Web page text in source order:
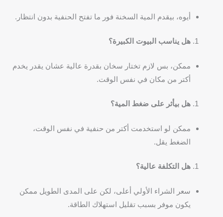
أيوه، بيقدم المية السخنة فور ما تفتح الحنفية بدون انتظار.
هل يناسب البيوت الكبيرة؟
ممكن، بس لازم تختار سخان بقدرة عالية عشان يقدر يخدم
أكتر من مكان في نفس الوقت.
هل بيأثر على ضغط المية؟
ممكن لو استخدمت أكتر من حنفية في نفس الوقت،
الضغط يقل.
هل التكلفة عالية؟
سعر الشراء الأولي أعلى، لكن على المدى الطويل ممكن
يكون موفر بسبب تقليل استهلاك الطاقة.